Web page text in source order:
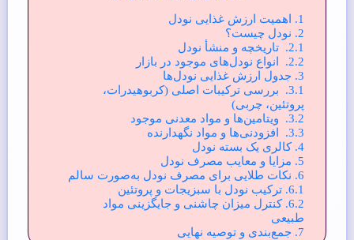
1. اهمیت ارزش غذایی نودل
2. نودل چیست؟
2.1.
تاریخچه و منشأ نودل
2.2.
انواع نودل‌های موجود در بازار
3. جدول ارزش غذایی نودل‌ها
3.1.
بررسی ترکیبات اصلی (کربوهیدرات،
پروتئین، چربی)
3.2.
ویتامین‌ها و مواد معدنی موجود
3.3.
افزودنی‌ها و مواد نگهدارنده
4. کالری یک بسته نودل
5. مزایا و معایب مصرف نودل
6. نکات طلایی برای مصرف نودل به‌صورت سالم
6.1. ترکیب نودل با سبزیجات و پروتئین
6.2. کنترل میزان چاشنی و جایگزینی مواد
طبیعی
7. جمع‌بندی و توصیه نهایی